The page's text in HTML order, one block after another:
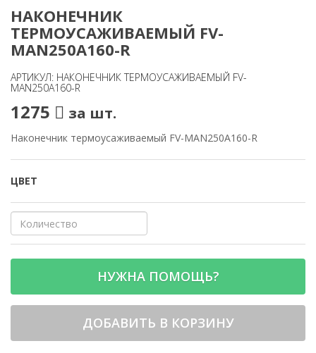
НАКОНЕЧНИК
ТЕРМОУСАЖИВАЕМЫЙ FV-
MAN250A160-R
АРТИКУЛ: НАКОНЕЧНИК ТЕРМОУСАЖИВАЕМЫЙ FV-
MAN250A160-R
1275 за шт.
Наконечник термоусаживаемый FV-MAN250A160-R
ЦВЕТ
НУЖНА ПОМОЩЬ?
ДОБАВИТЬ В КОРЗИНУ